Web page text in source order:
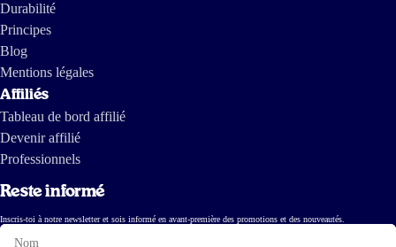
Durabilité
Principes
Blog
Mentions légales
Affiliés
Tableau de bord affilié
Devenir affilié
Professionnels
Reste informé
Inscris-toi à notre newsletter et sois informé en avant-première des promotions et des nouveautés.
Nom